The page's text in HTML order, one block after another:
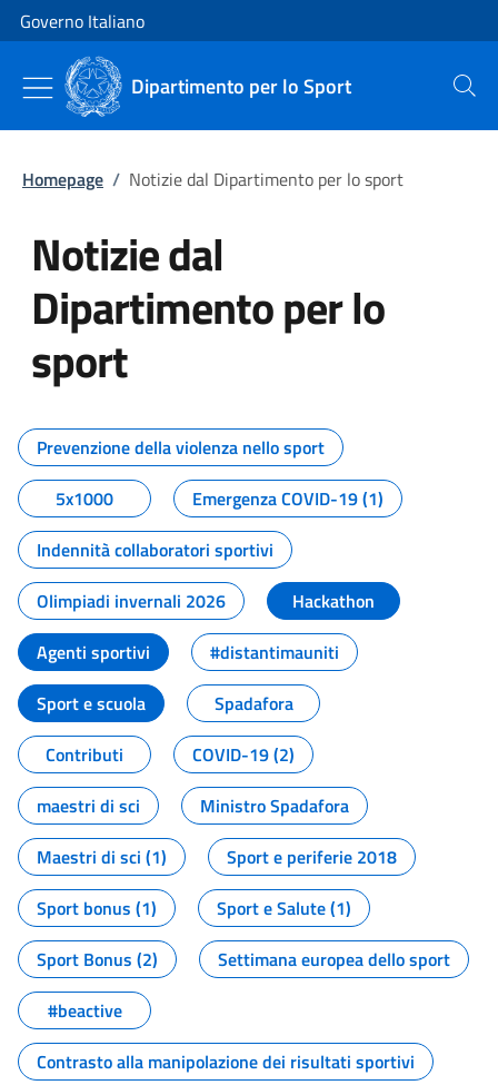
Vai al contenuto
Vai alla navigazione del sito
Governo Italiano
Dipartimento per lo Sport Cerca
Homepage / Notizie dal Dipartimento per lo sport
Notizie dal
Dipartimento per lo
sport
Tutti i contenuti della pagina
Prevenzione della violenza nello sport
5x1000
Emergenza COVID-19 (1)
Indennità collaboratori sportivi
Olimpiadi invernali 2026
Hackathon
Agenti sportivi
#distantimauniti
Sport e scuola
Spadafora
Contributi
COVID-19 (2)
maestri di sci
Ministro Spadafora
Maestri di sci (1)
Sport e periferie 2018
Sport bonus (1)
Sport e Salute (1)
Sport Bonus (2)
Settimana europea dello sport
#beactive
Contrasto alla manipolazione dei risultati sportivi